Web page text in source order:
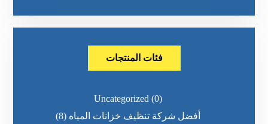
فئات المنتجات
Uncategorized (0)
أفضل شركة تنظيف خزانات المياه (8)